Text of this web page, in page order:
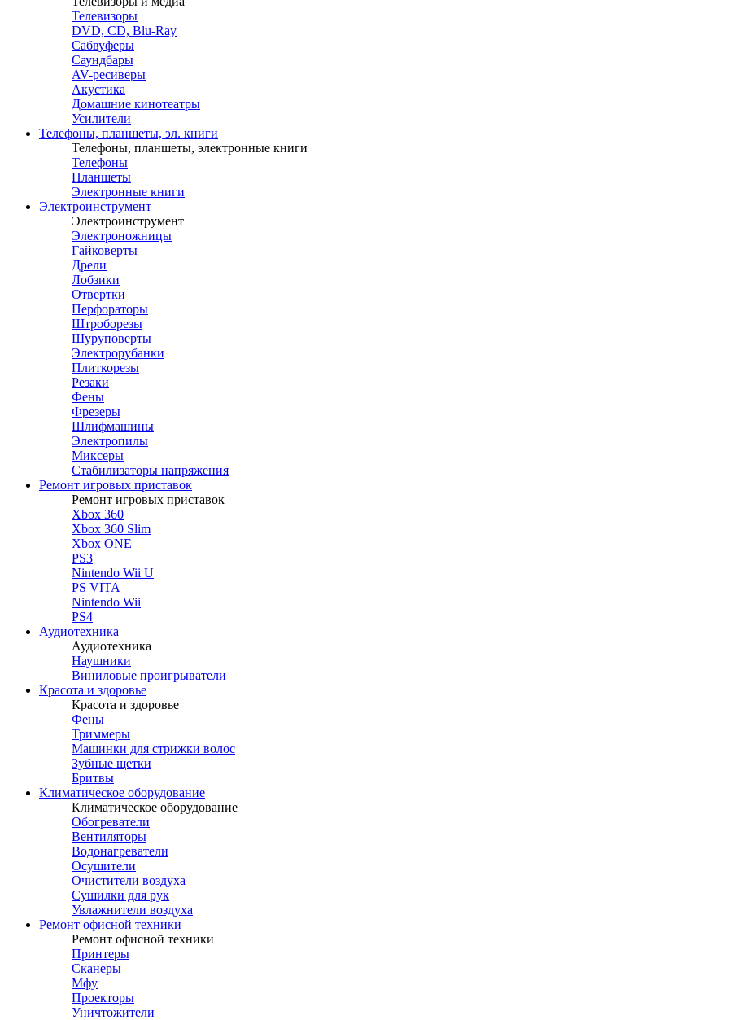
Телевизоры
DVD, CD, Blu-Ray
Сабвуферы
Саундбары
AV-ресиверы
Акустика
Домашние кинотеатры
Усилители
Телефоны, планшеты, эл. книги
Телефоны, планшеты, электронные книги
Телефоны
Планшеты
Электронные книги
Электроинструмент
Электроинструмент
Электроножницы
Гайковерты
Дрели
Лобзики
Отвертки
Перфораторы
Штроборезы
Шуруповерты
Электрорубанки
Плиткорезы
Резаки
Фены
Фрезеры
Шлифмашины
Электропилы
Миксеры
Стабилизаторы напряжения
Ремонт игровых приставок
Ремонт игровых приставок
Xbox 360
Xbox 360 Slim
Xbox ONE
PS3
Nintendo Wii U
PS VITA
Nintendo Wii
PS4
Аудиотехника
Аудиотехника
Наушники
Виниловые проигрыватели
Красота и здоровье
Красота и здоровье
Фены
Триммеры
Машинки для стрижки волос
Зубные щетки
Бритвы
Климатическое оборудование
Климатическое оборудование
Обогреватели
Вентиляторы
Водонагреватели
Осушители
Очистители воздуха
Сушилки для рук
Увлажнители воздуха
Ремонт офисной техники
Ремонт офисной техники
Принтеры
Сканеры
Мфу
Проекторы
Уничтожители